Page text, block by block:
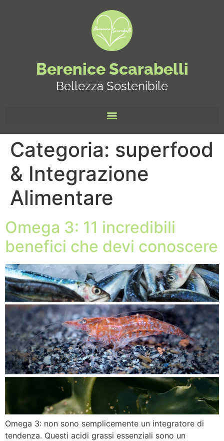
Berenice Scarabelli
Bellezza Sostenibile
Categoria: superfood
& Integrazione
Alimentare
Omega 3: 11 incredibili
benefici che devi conoscere
Omega 3: non sono semplicemente un integratore di
tendenza. Questi acidi grassi essenziali sono un